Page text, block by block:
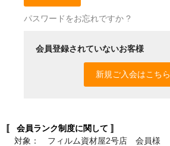
送料について
カートを見る
パスワードをお忘れですか ?
会員登録されていないお客様
新規ご入会はこちら
〚 会員ランク制度に関して 〛
対象： フィルム資材屋2号店 会員様